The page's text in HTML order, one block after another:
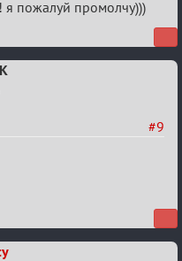
я пожалуй промолчу)))
#9